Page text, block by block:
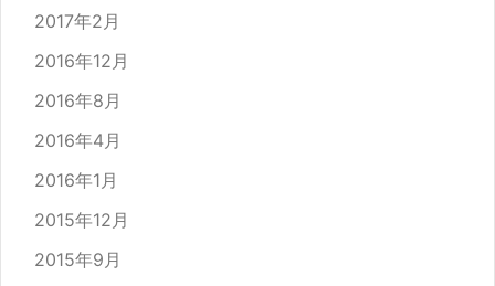
2017年2月
2016年12月
2016年8月
2016年4月
2016年1月
2015年12月
2015年9月